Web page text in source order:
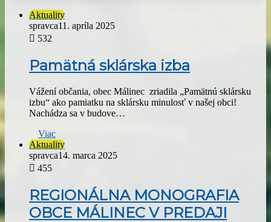
Aktuality
spravca11. apríla 2025
532
Pamätná sklárska izba
Vážení občania, obec Málinec zriadila „Pamätnú sklársku
izbu“ ako pamiatku na sklársku minulosť v našej obci!
Nachádza sa v budove…
Viac
Aktuality
spravca14. marca 2025
455
REGIONÁLNA MONOGRAFIA
OBCE MÁLINEC V PREDAJI